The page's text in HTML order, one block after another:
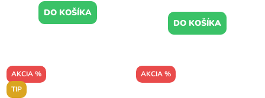
DO KOŠÍKA
DO KOŠÍKA
AKCIA %
TIP
AKCIA %